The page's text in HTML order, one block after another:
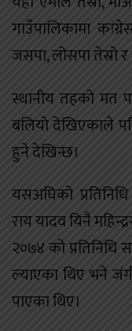
गाउँपालिकामा
जसपा, लोसपा तेस्रो
स्थानीय तहको मत
बलियो देखिएकाले
हुने देखिन्छ।
यसअघिको
राय यादव यिनै
२०७४ को
ल्याएका थिए भने
पाएका थिए।